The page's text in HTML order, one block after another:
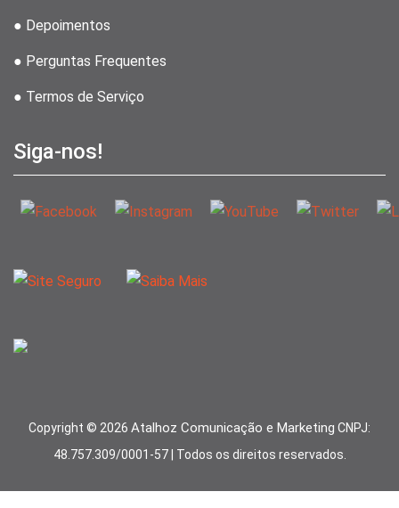
● Depoimentos
● Perguntas Frequentes
● Termos de Serviço
Siga-nos!
Copyright © 2026 Atalhoz Comunicação e Marketing CNPJ:
48.757.309/0001-57 | Todos os direitos reservados.